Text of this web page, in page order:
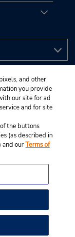
View Map
and other
you provide
our site for ad
and for site
the buttons
(as described in
and ourTerms of